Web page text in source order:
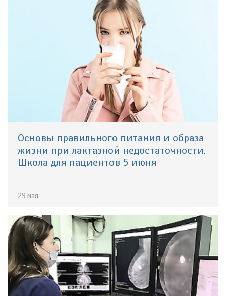
Основы правильного питания и образа
жизни при лактазной недостаточности.
Школа для пациентов 5 июня
29 мая